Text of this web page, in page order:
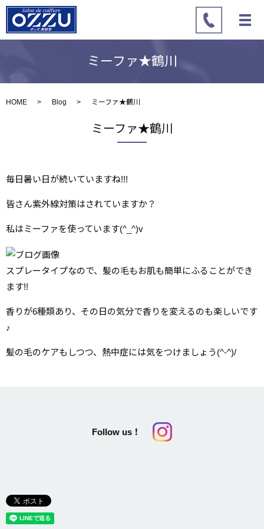
ミーファ★鶴川
HOME Blog ミーファ★鶴川
ミーファ★鶴川
毎日暑い日が続いていますね!!!
皆さん紫外線対策はされていますか？
私はミーファを使っています(^_^)v
スプレータイプなので、髪の毛もお肌も簡単にふることができ
ます!!
香りが6種類あり、その日の気分で香りを変えるのも楽しいです
♪
髪の毛のケアもしつつ、熱中症には気をつけましょう(^-^)/
Follow us！